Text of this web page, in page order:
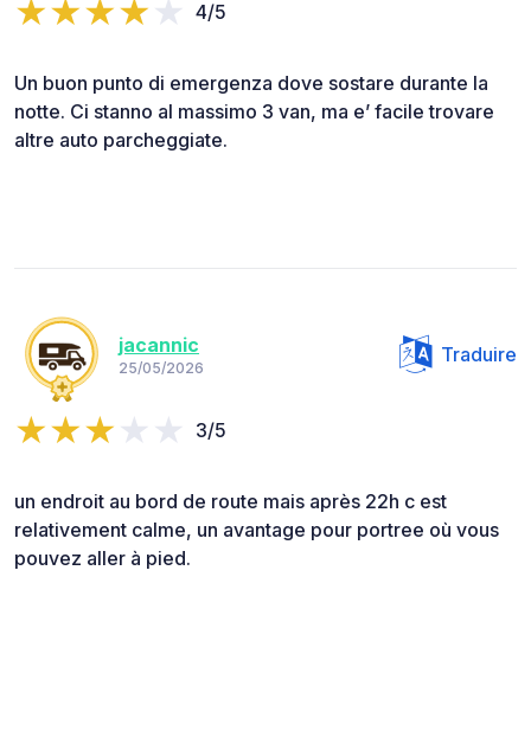
4/5
Un buon punto di emergenza dove sostare durante la
notte. Ci stanno al massimo 3 van, ma e’ facile trovare
altre auto parcheggiate.
jacannic
25/05/2026
Traduire
3/5
un endroit au bord de route mais après 22h c est
relativement calme, un avantage pour portree où vous
pouvez aller à pied.